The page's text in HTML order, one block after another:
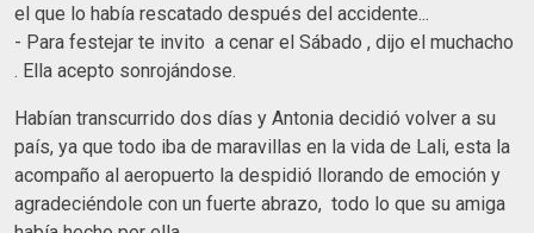
el que lo había rescatado después del accidente...
- Para festejar te invito a cenar el Sábado , dijo el muchacho
. Ella acepto sonrojándose.
Habían transcurrido dos días y Antonia decidió volver a su
país, ya que todo iba de maravillas en la vida de Lali, esta la
acompaño al aeropuerto la despidió llorando de emoción y
agradeciéndole con un fuerte abrazo, todo lo que su amiga